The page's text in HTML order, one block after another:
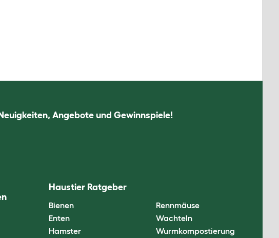
Angebote und Gewinnspiele!
Haustier Ratgeber
Bienen
Enten
Hamster
Rennmäuse
Wachteln
Wurmkompostierung